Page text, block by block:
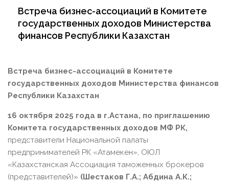
Встреча бизнес-ассоциаций в Комитете
государственных доходов Министерства
финансов Республики Казахстан
Встреча бизнес-ассоциаций в Комитете
государственных доходов Министерства финансов
Республики Казахстан
16 октября 2025 года в г.Астана, по приглашению
Комитета государственных доходов МФ РК,
представители Национальной палаты
предпринимателей РК «Атамекен», ОЮЛ
«Казахстанская Ассоциация таможенных брокеров
(представителей)» (Шестаков Г.А.; Абдина А.К.;